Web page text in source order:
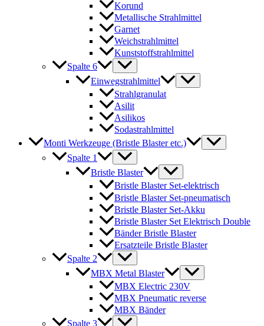
Korund
Metallische Strahlmittel
Garnet
Weichstrahlmittel
Kunststoffstrahlmittel
Spalte 6
Einwegstrahlmittel
Strahlgranulat
Asilit
Asilikos
Sodastrahlmittel
Monti Werkzeuge (Bristle Blaster etc.)
Spalte 1
Bristle Blaster
Bristle Blaster Set-elektrisch
Bristle Blaster Set-pneumatisch
Bristle Blaster Set-Akku
Bristle Blaster Set Elektrisch Double
Bänder Bristle Blaster
Ersatzteile Bristle Blaster
Spalte 2
MBX Metal Blaster
MBX Electric 230V
MBX Pneumatic reverse
MBX Bänder
Spalte 3